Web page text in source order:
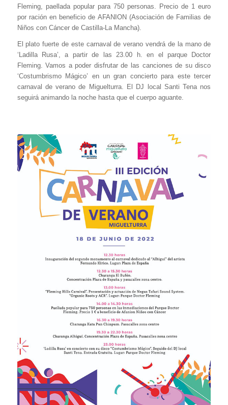
Fleming, paellada popular para 750 personas. Precio de 1 euro
por ración en beneficio de AFANION (Asociación de Familias de
Niños con Cáncer de Castilla-La Mancha).
El plato fuerte de este carnaval de verano vendrá de la mano de
‘Ladilla Rusa’, a partir de las 23.00 h. en el parque Doctor
Fleming. Vamos a poder disfrutar de las canciones de su disco
‘Costumbrismo Mágico’ en un gran concierto para este tercer
carnaval de verano de Miguelturra. El DJ local Santi Tena nos
seguirá animando la noche hasta que el cuerpo aguante.